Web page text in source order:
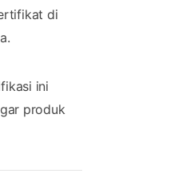
di
ini
produk